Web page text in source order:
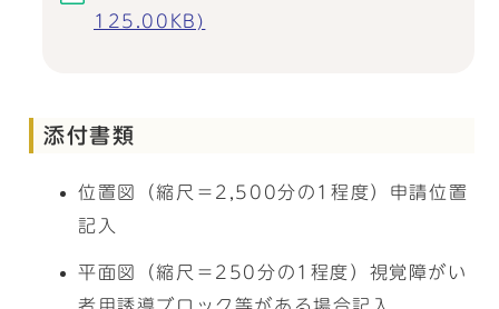
125.00KB)
添付書類
位置図（縮尺＝2,500分の1程度）申請位置
記入
平面図（縮尺＝250分の1程度）視覚障がい